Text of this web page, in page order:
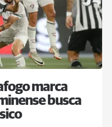
marca
busca